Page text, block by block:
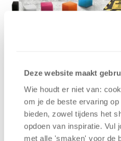
Deze website maakt
Wie houdt er niet van:
om je de beste ervaring
bieden, zowel tijdens het
opdoen van inspiratie. Vul
met alle 'smaken' voor de
Stapel de gekleurde
stabiele toren om dit
behendigheidsspel te
Loop maar niet te hard
verschillende handicaps